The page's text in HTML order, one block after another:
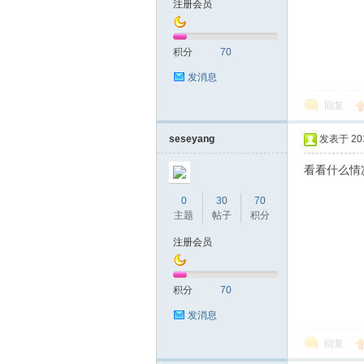
论
注册会员
积分 70
发消息
回复
seseyang
0
主题
30
帖子
70
积分
注册会员
积分 70
发消息
发表于
看看什么情
回复